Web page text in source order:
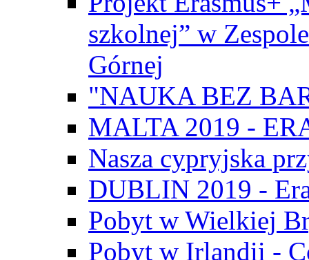
szkolnej” w
Górnej
"NAUKA BEZ
MALTA 2019 -
Nasza cypryjska
DUBLIN 2019 -
Pobyt w Wielkiej
Pobyt w Irlandii -